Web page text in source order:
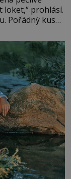
loket,“ prohlásí.
Pořádný kus
švadlena
podívejte.“